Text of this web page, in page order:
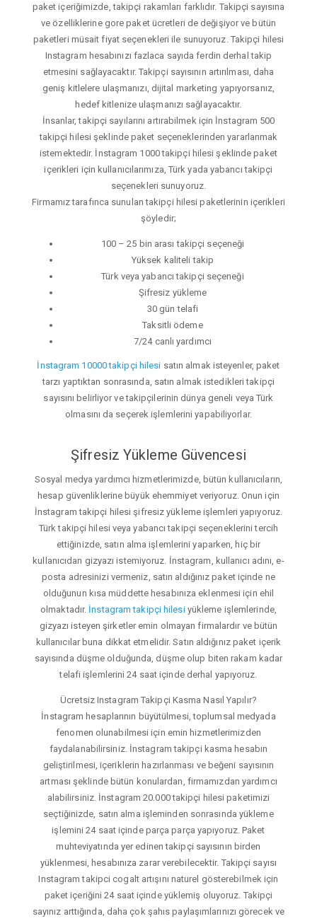
paket içeriğimizde, takipçi rakamları farklıdır. Takipçi sayısına
ve özelliklerine gore paket ücretleri de değişiyor ve bütün
paketleri müsait fiyat seçenekleri ile sunuyoruz. Takipçi hilesi
Instagram hesabınızı fazlaca sayıda ferdin derhal takip
etmesini sağlayacaktır. Takipçi sayısının artırılması, daha
geniş kitlelere ulaşmanızı, dijital marketing yapıyorsanız,
hedef kitlenize ulaşmanızı sağlayacaktır.
İnsanlar, takipçi sayılarını artırabilmek için İnstagram 500
takipçi hilesi şeklinde paket seçeneklerinden yararlanmak
istemektedir. İnstagram 1000 takipçi hilesi şeklinde paket
içerikleri için kullanıcılarımıza, Türk yada yabancı takipçi
seçenekleri sunuyoruz.
Firmamız tarafınca sunulan takipçi hilesi paketlerinin içerikleri
şöyledir;
100 – 25 bin arası takipçi seçeneği
Yüksek kaliteli takip
Türk veya yabancı takipçi seçeneği
Şifresiz yükleme
30 gün telafi
Taksitli ödeme
7/24 canlı yardımcı
İnstagram 10000 takipçi hilesi satın almak isteyenler, paket
tarzı yaptıktan sonrasında, satın almak istedikleri takipçi
sayısını belirliyor ve takipçilerinin dünya geneli veya Türk
olmasını da seçerek işlemlerini yapabiliyorlar.
Şifresiz Yükleme Güvencesi
Sosyal medya yardımcı hizmetlerimizde, bütün kullanıcıların,
hesap güvenliklerine büyük ehemmiyet veriyoruz. Onun için
İnstagram takipçi hilesi şifresiz yükleme işlemleri yapıyoruz.
Türk takipçi hilesi veya yabancı takipçi seçeneklerini tercih
ettiğinizde, satın alma işlemlerini yaparken, hiç bir
kullanıcıdan gizyazı istemiyoruz. İnstagram, kullanıcı adını, e-
posta adresinizi vermeniz, satın aldığınız paket içinde ne
olduğunun kısa müddette hesabınıza eklenmesi için ehil
olmaktadır. İnstagram takipçi hilesiyükleme işlemlerinde,
gizyazı isteyen şirketler emin olmayan firmalardır ve bütün
kullanıcılar buna dikkat etmelidir. Satın aldığınız paket içerik
sayısında düşme olduğunda, düşme olup biten rakam kadar
telafi işlemlerini 24 saat içinde derhal yapıyoruz.
Ücretsiz Instagram Takipçi Kasma Nasıl Yapılır?
İnstagram hesaplarının büyütülmesi, toplumsal medyada
fenomen olunabilmesi için emin hizmetlerimizden
faydalanabilirsiniz. İnstagram takipçi kasma hesabın
geliştirilmesi, içeriklerin hazırlanması ve beğeni sayısının
artması şeklinde bütün konulardan, firmamızdan yardımcı
alabilirsiniz. İnstagram 20.000 takipçi hilesi paketimizi
seçtiğinizde, satın alma işleminden sonrasında yükleme
işlemini 24 saat içinde parça parça yapıyoruz. Paket
muhteviyatında yer edinen takipçi sayısının birden
yüklenmesi, hesabınıza zarar verebilecektir. Takipçi sayısı
Instagram takipci cogalt artışını naturel gösterebilmek için
paket içeriğini 24 saat içinde yüklemiş oluyoruz. Takipçi
sayınız arttığında, daha çok şahıs paylaşımlarınızı görecek ve